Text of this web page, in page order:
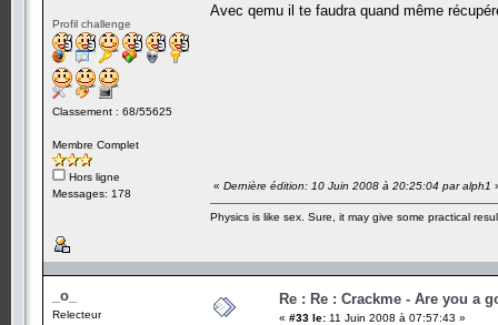
Profil challenge
Classement : 68/55625
Membre Complet
Hors ligne
Messages: 178
Avec qemu il te faudra quand même
« Dernière édition: 10 Juin 2008 à 20:25:04 par alph1
Physics is like sex. Sure, it may give some practical
_o_
Relecteur
Re : Re : Crackme - Are you a
« #33 le: 11 Juin 2008 à 07:57:43 »